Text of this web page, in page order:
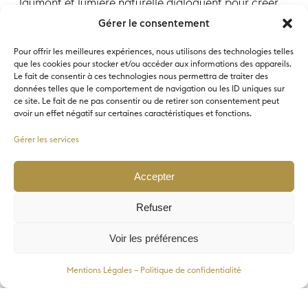
Gérer le consentement
Pour offrir les meilleures expériences, nous utilisons des technologies telles
que les cookies pour stocker et/ou accéder aux informations des appareils.
Le fait de consentir à ces technologies nous permettra de traiter des
données telles que le comportement de navigation ou les ID uniques sur
ce site. Le fait de ne pas consentir ou de retirer son consentement peut
avoir un effet négatif sur certaines caractéristiques et fonctions.
Gérer les services
Accepter
Refuser
Voir les préférences
Mentions Légales – Politique de confidentialité
une expérience unique.
PALAIS COMPLET
L’AMPHITHÉÂTRE
LAFAYETTE
LES SALLES 1 À 13